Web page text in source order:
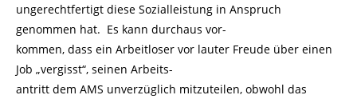
ungerechtfertigt diese Sozialleistung in Anspruch
genommen hat. Es kann durchaus vor-
kommen, dass ein Arbeitloser vor lauter Freude über einen
Job „vergisst“, seinen Arbeits-
antritt dem AMS unverzüglich mitzuteilen, obwohl das